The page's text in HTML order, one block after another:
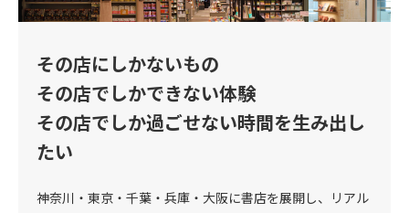
その店にしかないもの
その店でしかできない体験
その店でしか過ごせない時間を生み出し
たい
神奈川・東京・千葉・兵庫・大阪に書店を展開し、リアル